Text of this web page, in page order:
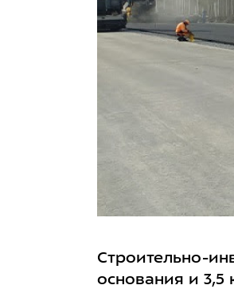
Строительно-
основания и 3,5